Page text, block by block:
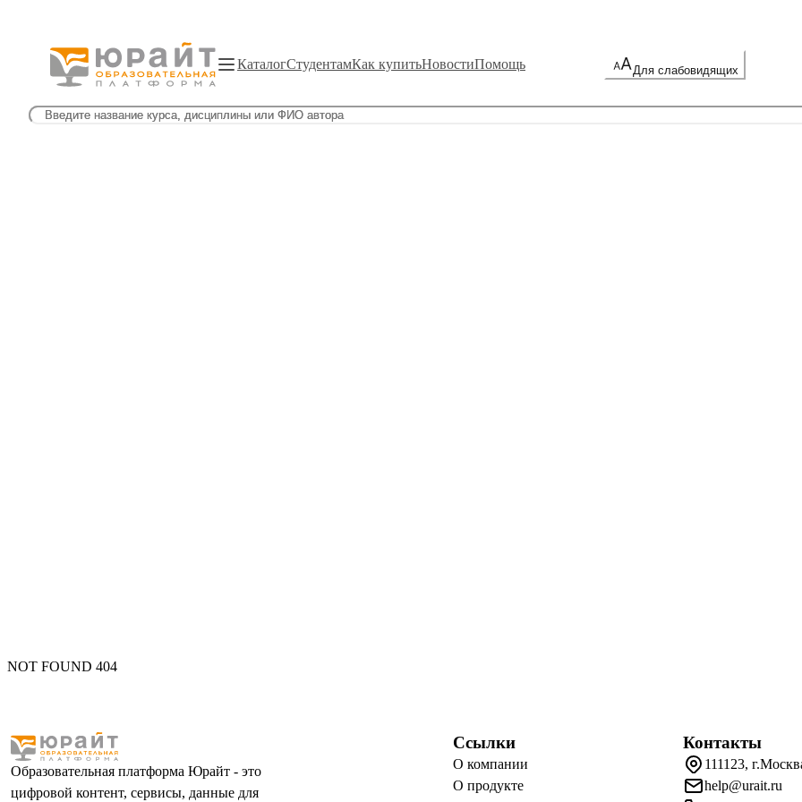
КаталогСтудентамКак купитьНовостиПомощь Для слабовидящих
NOT FOUND 404
Образовательная платформа Юрайт - это
цифровой контент, сервисы, данные для
Ссылки
О компании
О продукте
Контакты
111123,
help@urait.ru